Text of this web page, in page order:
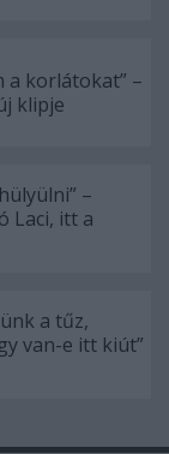
a korlátokat” –
klipje
–
Laci, itt a
a tűz,
van-e itt kiút”